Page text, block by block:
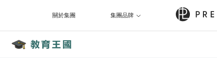
關於集團 集團品牌